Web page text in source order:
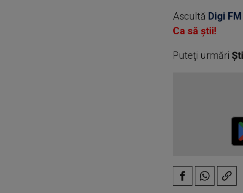
Volume
Ascultă Digi
Ca să știi!
Puteţi urmări